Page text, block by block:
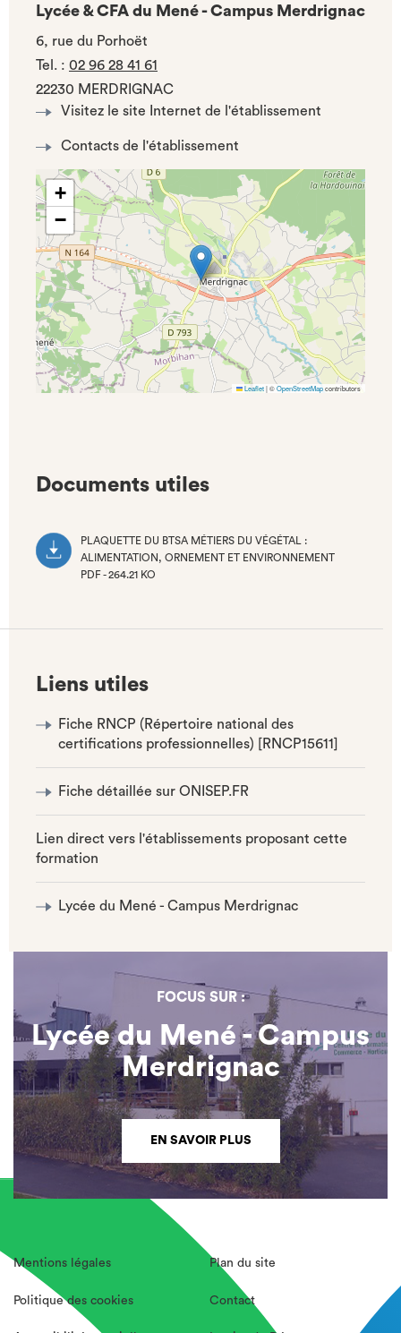
Lycée & CFA du Mené - Campus Merdrignac
6, rue du Porhoët
Tel. : 02 96 28 41 61
22230 MERDRIGNAC
Visitez le site Internet de l'établissement
Contacts de l'établissement
+
−
Leaflet|©OpenStreetMapcontributors
Documents utiles
PLAQUETTE DU BTSA MÉTIERS DU VÉGÉTAL :
ALIMENTATION, ORNEMENT ET ENVIRONNEMENT
PDF - 264.21 KO
Liens utiles
Fiche RNCP (Répertoire national des
certifications professionnelles) [RNCP15611]
Fiche détaillée sur ONISEP.FR
Lien direct vers l'établissements proposant cette
formation
Lycée du Mené - Campus Merdrignac
FOCUS SUR :
Lycée du Mené - Campus
Merdrignac
EN SAVOIR PLUS
Mentions légales
Politique des cookies
Plan du site
Contact